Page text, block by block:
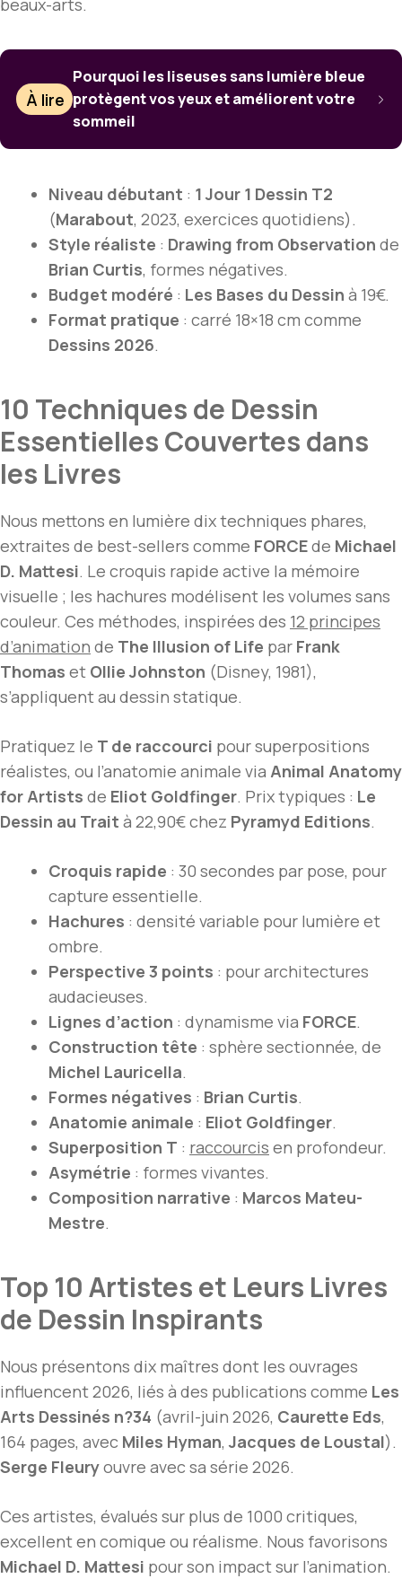
beaux-arts.
À lire
Pourquoi les liseuses sans lumière bleue
protègent vos yeux et améliorent votre
sommeil
Niveau débutant : 1 Jour 1 Dessin T2
(Marabout, 2023, exercices quotidiens).
Style réaliste : Drawing from Observation de
Brian Curtis, formes négatives.
Budget modéré : Les Bases du Dessin à 19€.
Format pratique : carré 18×18 cm comme
Dessins 2026.
10 Techniques de Dessin
Essentielles Couvertes dans
les Livres
Nous mettons en lumière dix techniques phares,
extraites de best-sellers comme FORCEde Michael
D. Mattesi. Le croquis rapide active la mémoire
visuelle ; les hachures modélisent les volumes sans
couleur. Ces méthodes, inspirées des 12 principes
d’animation de The Illusion of Life par Frank
Thomas et Ollie Johnston (Disney, 1981),
s’appliquent au dessin statique.
Pratiquez le T de raccourci pour superpositions
réalistes, ou l’anatomie animale via Animal Anatomy
for Artists de Eliot Goldfinger. Prix typiques : Le
Dessin au Trait à 22,90€ chez Pyramyd Editions.
Croquis rapide : 30 secondes par pose, pour
capture essentielle.
Hachures : densité variable pour lumière et
ombre.
Perspective 3 points : pour architectures
audacieuses.
Lignes d’action : dynamisme via FORCE.
Construction tête : sphère sectionnée, de
Michel Lauricella.
Formes négatives : Brian Curtis.
Anatomie animale : Eliot Goldfinger.
Superposition T : raccourcis en profondeur.
Asymétrie : formes vivantes.
Composition narrative : Marcos Mateu-
Mestre.
Top 10 Artistes et Leurs Livres
de Dessin Inspirants
Nous présentons dix maîtres dont les ouvrages
influencent 2026, liés à des publications comme Les
Arts Dessinés n?34 (avril-juin 2026, Caurette Eds,
164 pages, avec Miles Hyman, Jacques de Loustal).
Serge Fleuryouvre avec sa série 2026.
Ces artistes, évalués sur plus de 1000 critiques,
excellent en comique ou réalisme. Nous favorisons
Michael D. Mattesi pour son impact sur l’animation.